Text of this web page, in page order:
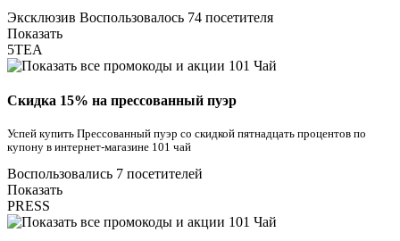
Эксклюзив Воспользовалось 74 посетителя
Показать
5TEA
Скидка 15% на прессованный пуэр
Успей купить Прессованный пуэр со скидкой пятнадцать процентов по
купону в интернет-магазине 101 чай
Воспользовались 7 посетителей
Показать
PRESS